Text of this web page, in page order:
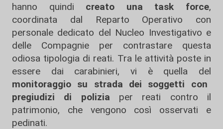
hanno quindi creato una task force,
coordinata dal Reparto Operativo con
personale dedicato del Nucleo Investigativo e
delle Compagnie per contrastare questa
odiosa tipologia di reati. Tra le attività poste in
essere dai carabinieri, vi è quella del
monitoraggio su strada dei soggetti con
pregiudizi di polizia per reati contro il
patrimonio, che vengono così osservati e
pedinati.